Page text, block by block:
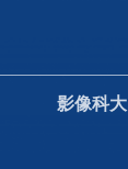
影像科大